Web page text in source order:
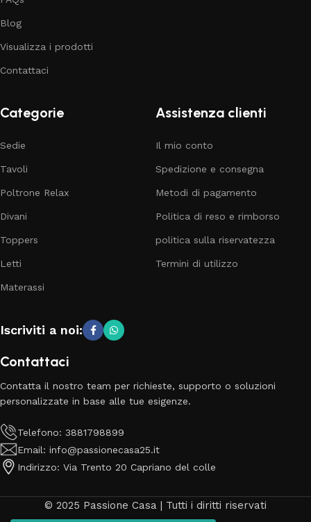
Blog
Visualizza i prodotti
Contattaci
Categorie
Sedie
Tavoli
Poltrone Relax
Divani
Toppers
Letti
Materassi
Assistenza clienti
Il mio conto
Spedizione e consegna
Metodi di pagamento
Politica di reso e rimborso
politica sulla riservatezza
Termini di utilizzo
Iscriviti a noi:
Contattaci
Contatta il nostro team per richieste, supporto o soluzioni
personalizzate in base alle tue esigenze.
Telefono: 3881798899
Email: info@passionecasa25.it
Indirizzo: Via Trento 20 Capriano del colle
© 2025 Passione Casa | Tutti i diritti riservati